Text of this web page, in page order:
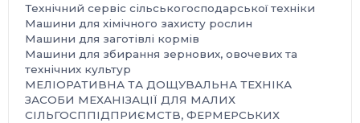
Технічний сервіс сільськогосподарської техніки
Машини для хімічного захисту рослин
Машини для заготівлі кормів
Машини для збирання зернових, овочевих та
технічних культур
МЕЛІОРАТИВНА ТА ДОЩУВАЛЬНА ТЕХНІКА
ЗАСОБИ МЕХАНІЗАЦІЇ ДЛЯ МАЛИХ
СІЛЬГОСППІДПРИЄМСТВ, ФЕРМЕРСЬКИХ